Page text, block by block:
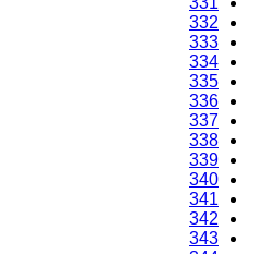
332
333
334
335
336
337
338
339
340
341
342
343